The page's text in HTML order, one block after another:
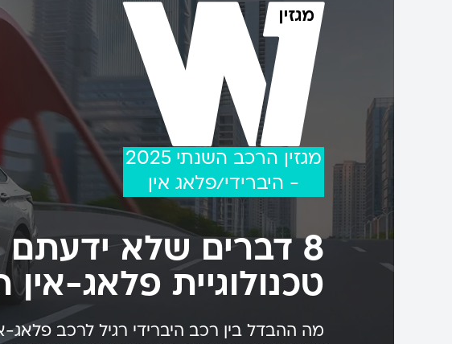
מגזין הרכב השנתי 2025
- היברידי/פלאג אין
8 דברים שלא
טכנולוגיית פלאג-אין
מה ההבדל בין רכב היברידי רגיל לרכב פלאג-